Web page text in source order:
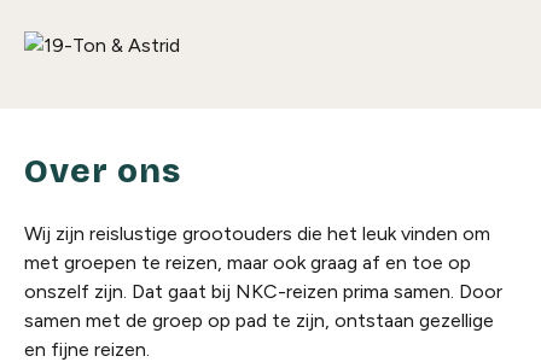
Over ons
Wij zijn reislustige grootouders die het leuk vinden om
met groepen te reizen, maar ook graag af en toe op
onszelf zijn. Dat gaat bij NKC-reizen prima samen. Door
samen met de groep op pad te zijn, ontstaan gezellige
en fijne reizen.